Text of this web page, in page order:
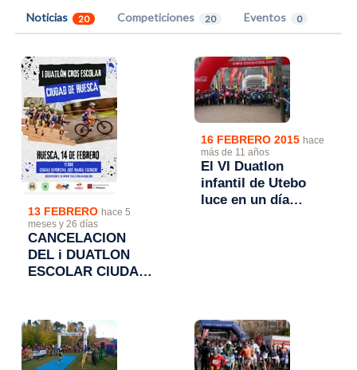
Noticias 20 Competiciones 20 Eventos 0
13 FEBRERO hace 5
meses y 26 días
CANCELACION
DEL i DUATLON
ESCOLAR CIUDAD
16 FEBRERO 2015 hace
más de 11 años
El VI Duatlon
infantil de Utebo
luce en un día